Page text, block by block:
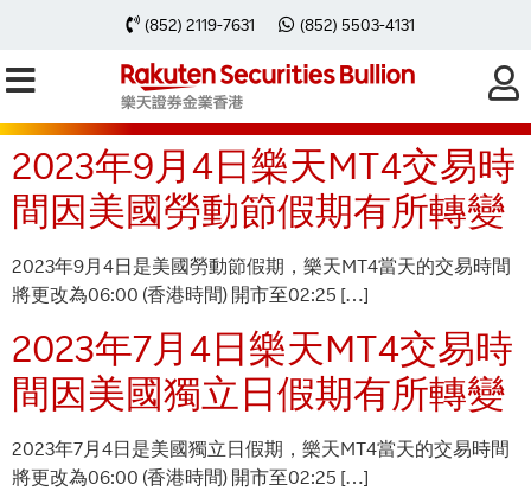
(852) 2119-7631 (852) 5503-4131
彙整:Special
Notification
2023年9月4日樂天MT4交易時
間因美國勞動節假期有所轉變
2023年9月4日是美國勞動節假期，樂天MT4當天的交易時間
將更改為06:00 (香港時間) 開市至02:25 […]
2023年7月4日樂天MT4交易時
間因美國獨立日假期有所轉變
2023年7月4日是美國獨立日假期，樂天MT4當天的交易時間
將更改為06:00 (香港時間) 開市至02:25 […]